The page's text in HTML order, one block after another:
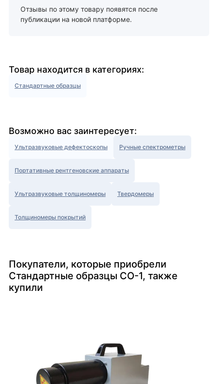
Отзывы по этому товару появятся после
публикации на новой платформе.
Товар находится в категориях:
Стандартные образцы
Возможно вас заинтересует:
Ультразвуковые дефектоскопы Ручные спектрометры
Портативные рентгеновские аппараты
Ультразвуковые толщиномеры Твердомеры
Толщиномеры покрытий
Покупатели, которые приобрели
Стандартные образцы СО-1, также
купили